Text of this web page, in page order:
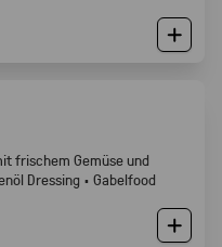
Beilage · Gabelfood
frischem Gemüse und
Dressing · Gabelfood